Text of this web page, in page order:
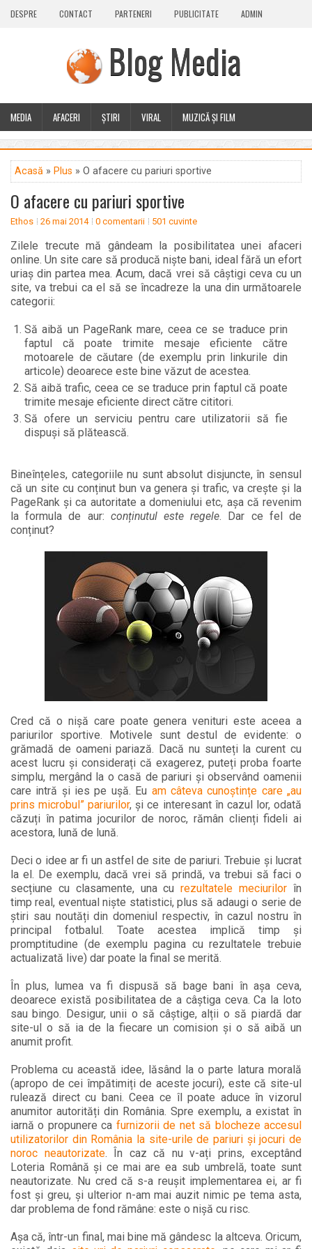
DESPRE CONTACT PARTENERI PUBLICITATE ADMIN
Blog Media
MEDIA AFACERI ȘTIRI VIRAL
MUZICĂ ȘI FILM
CALEIDOSCOP
BLOG GUEST POST PLUS
Acasă » Plus » O afacere cu pariuri sportive
O afacere cu pariuri sportive
Ethos 26 mai 2014 0 comentarii 501 cuvinte
Zilele trecute mă gândeam la posibilitatea unei afaceri
online. Un site care să producă niște bani, ideal fără un efort
uriaș din partea mea. Acum, dacă vrei să câștigi ceva cu un
site, va trebui ca el să se încadreze la una din următoarele
categorii:
Să aibă un PageRank mare, ceea ce se traduce prin
faptul că poate trimite mesaje eficiente către
motoarele de căutare (de exemplu prin linkurile din
articole) deoarece este bine văzut de acestea.
Să aibă trafic, ceea ce se traduce prin faptul că poate
trimite mesaje eficiente direct către cititori.
Să ofere un serviciu pentru care utilizatorii să fie
dispuși să plătească.
Bineînțeles, categoriile nu sunt absolut disjuncte, în sensul
că un site cu conținut bun va genera și trafic, va crește și la
PageRank și ca autoritate a domeniului etc, așa că revenim
la formula de aur: conținutul este regele. Dar ce fel de
conținut?
Cred că o nișă care poate genera venituri este aceea a
pariurilor sportive. Motivele sunt destul de evidente: o
grămadă de oameni pariază. Dacă nu sunteți la curent cu
acest lucru și considerați că exagerez, puteți proba foarte
simplu, mergând la o casă de pariuri și observând oamenii
care intră și ies pe ușă. Eu am câteva cunoștințe care „au
prins microbul” pariurilor, și ce interesant în cazul lor, odată
căzuți în patima jocurilor de noroc, rămân clienți fideli ai
acestora, lună de lună.
Deci o idee ar fi un astfel de site de pariuri. Trebuie și lucrat
la el. De exemplu, dacă vrei să prindă, va trebui să faci o
secțiune cu clasamente, una curezultatele meciurilor în
timp real, eventual niște statistici, plus să adaugi o serie de
știri sau noutăți din domeniul respectiv, în cazul nostru în
principal fotbalul. Toate acestea implică timp și
promptitudine (de exemplu pagina cu rezultatele trebuie
actualizată live) dar poate la final se merită.
În plus, lumea va fi dispusă să bage bani în așa ceva,
deoarece există posibilitatea de a câștiga ceva. Ca la loto
sau bingo. Desigur, unii o să câștige, alții o să piardă dar
site-ul o să ia de la fiecare un comision și o să aibă un
anumit profit.
Problema cu această idee, lăsând la o parte latura morală
(apropo de cei împătimiți de aceste jocuri), este că site-ul
rulează direct cu bani. Ceea ce îl poate aduce în vizorul
anumitor autorități din România. Spre exemplu, a existat în
iarnă o propunere ca furnizorii de net să blocheze accesul
utilizatorilor din România la site-urile de pariuri și jocuri de
noroc neautorizate. În caz că nu v-ați prins, exceptând
Loteria Română și ce mai are ea sub umbrelă, toate sunt
neautorizate. Nu cred că s-a reușit implementarea ei, ar fi
fost și greu, și ulterior n-am mai auzit nimic pe tema asta,
dar problema de fond rămâne: este o nișă cu risc.
Așa că, într-un final, mai bine mă gândesc la altceva. Oricum,